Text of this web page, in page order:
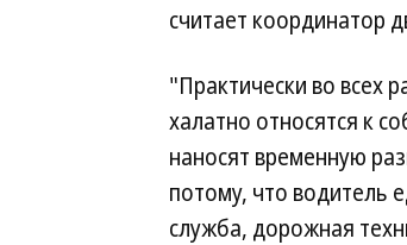
считает координатор
"Практически во всех
халатно относятся к
наносят временную
потому, что водитель
служба, дорожная